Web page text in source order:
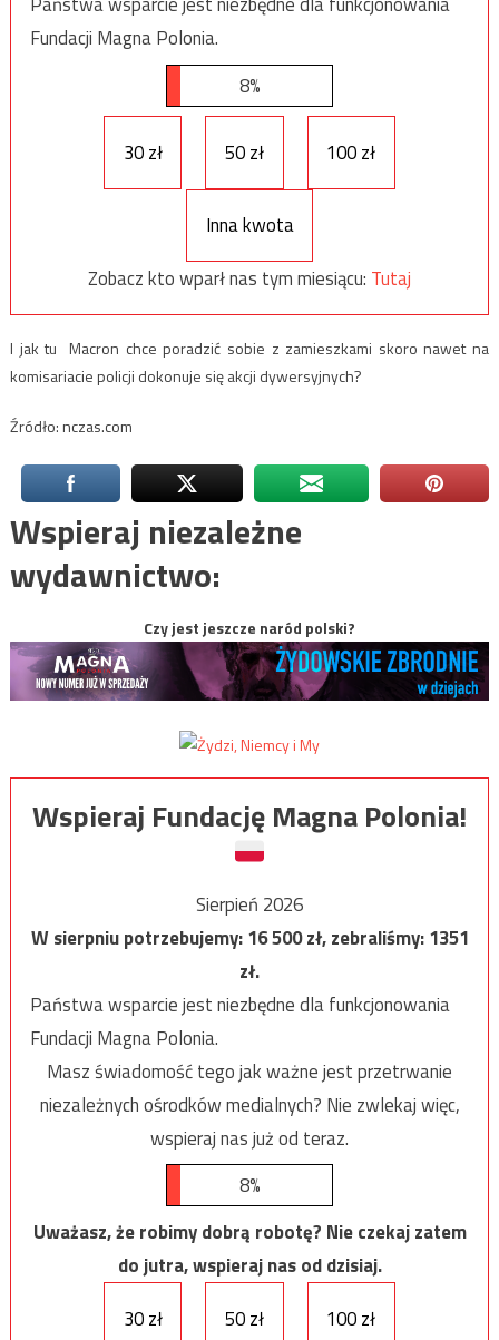
Fundacji Magna Polonia.
8%
30 zł 50 zł 100 zł
Inna kwota
Zobacz kto wparł nas tym miesiącu: Tutaj
I jak tu Macron chce poradzić sobie z zamieszkami skoro nawet na
komisariacie policji dokonuje się akcji dywersyjnych?
Źródło: nczas.com
Wspieraj niezależne
wydawnictwo:
Czy jest jeszcze naród polski?
Wspieraj Fundację Magna Polonia!
Sierpień 2026
W sierpniu potrzebujemy:16 500zł, zebraliśmy:1351
zł.
Państwa wsparcie jest niezbędne dla funkcjonowania
Fundacji Magna Polonia.
Masz świadomość tego jak ważne jest przetrwanie
niezależnych ośrodków medialnych? Nie zwlekaj więc,
wspieraj nas już od teraz.
8%
Uważasz, że robimy dobrą robotę? Nie czekaj zatem
do jutra, wspieraj nas od dzisiaj.
30 zł
50 zł 100 zł